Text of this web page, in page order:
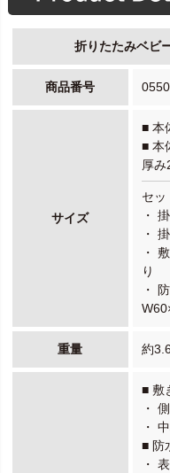
折りたたみベビ
商品番号
サイズ
■ 本
■ 本
厚み
セッ
・
・
・
り
・
重量 約
■ 敷
・
・
■ 防
・